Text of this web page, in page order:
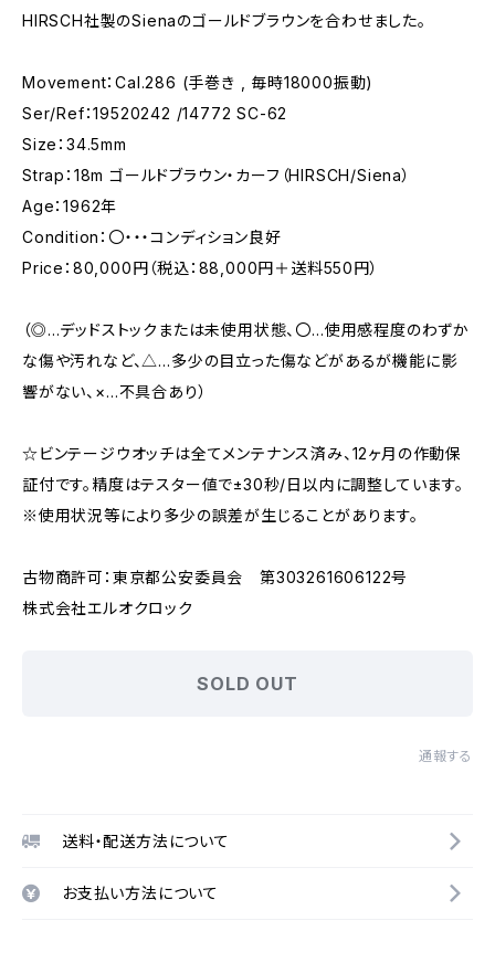
HIRSCH社製のSienaのゴールドブラウンを合わせました。
Movement：Cal.286 (手巻き , 毎時18000振動)
Ser/Ref：19520242 /14772 SC-62
Size：34.5mm
Strap：18m ゴールドブラウン・カーフ（HIRSCH/Siena）
Age：1962年
Condition：〇・・・コンディション良好
Price：80,000円（税込：88,000円＋送料550円）
（◎…デッドストックまたは未使用状態、〇…使用感程度のわずか
な傷や汚れなど、△…多少の目立った傷などがあるが機能に影
響がない、×…不具合あり）
☆ビンテージウオッチは全てメンテナンス済み、12ヶ月の作動保
証付です。精度はテスター値で±30秒/日以内に調整しています。
※使用状況等により多少の誤差が生じることがあります。
古物商許可：東京都公安委員会 第303261606122号
株式会社エルオクロック
SOLD OUT
通報する
送料・配送方法について
お支払い方法について